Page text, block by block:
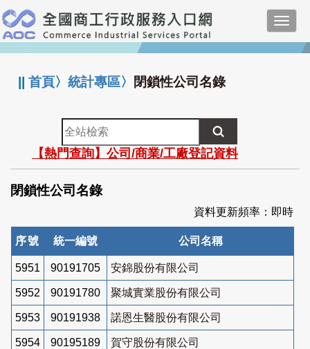
跳
到
主
要
:::
||首頁〉統計專區〉 閉鎖性公司名錄
全
站
檢
索
【熱門查詢】公司/商業/工廠登記資料
閉鎖性公司名錄
資料更新頻率：即時
序號 統一編號 公司名稱
5951 90191705 安錦股份有限公司
5952 90191780 聚城實業股份有限公司
5953 90191938 諾恩生醫股份有限公司
5954 90195189 賀守股份有限公司